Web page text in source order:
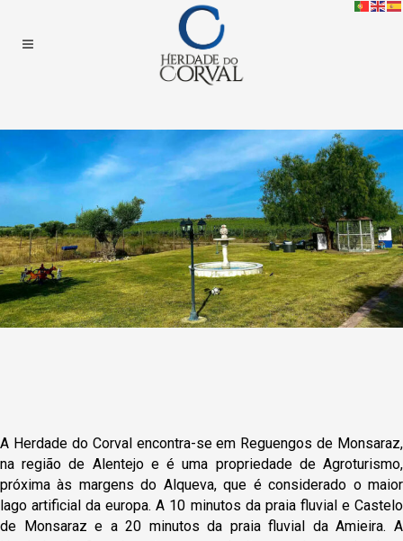
A Herdade do Corval encontra-se em Reguengos de Monsaraz,
na região de Alentejo e é uma propriedade de Agroturismo,
próxima às margens do Alqueva, que é considerado o maior
lago artificial da europa. A 10 minutos da praia fluvial e Castelo
de Monsaraz e a 20 minutos da praia fluvial da Amieira. A